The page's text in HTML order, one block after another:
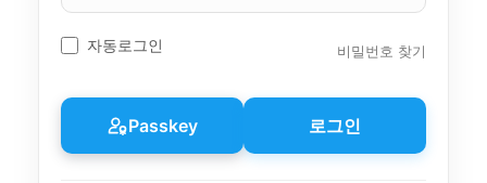
번
호
자동로그인 비밀번호 찾기
Passkey 로그인